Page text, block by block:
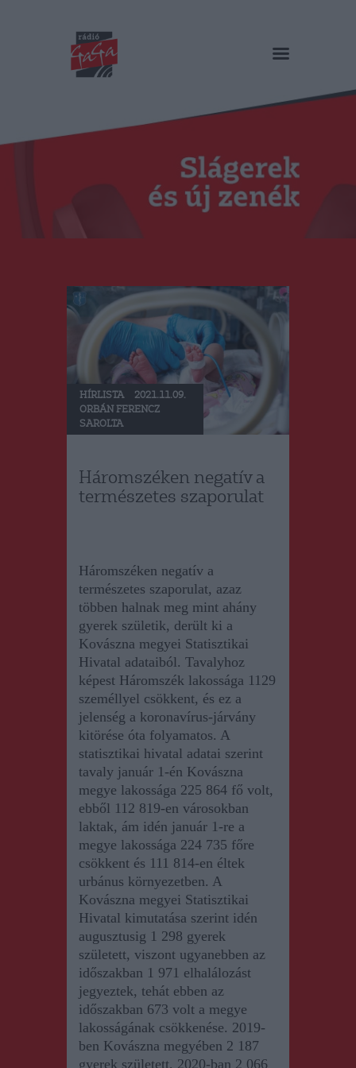
RÁDIÓ GAGA
Műsorok
Duma Duba
Podcast és videók
Stáb
Kapcsolat
HÍRLISTA
2021.11.09.
ORBÁN FERENCZ
SAROLTA
Háromszéken negatív a
természetes szaporulat
Háromszéken negatív a
természetes szaporulat, azaz
többen halnak meg mint ahány
gyerek születik, derült ki a
Kovászna megyei Statisztikai
Hivatal adataiból. Tavalyhoz
képest Háromszék lakossága 1129
személlyel csökkent, és ez a
jelenség a koronavírus-járvány
kitörése óta folyamatos. A
statisztikai hivatal adatai szerint
tavaly január 1-én Kovászna
megye lakossága 225 864 fő volt,
ebből 112 819-en városokban
laktak, ám idén január 1-re a
megye lakossága 224 735 főre
csökkent és 111 814-en éltek
urbánus környezetben. A
Kovászna megyei Statisztikai
Hivatal kimutatása szerint idén
augusztusig 1 298 gyerek
született, viszont ugyanebben az
időszakban 1 971 elhalálozást
jegyeztek, tehát ebben az
időszakban 673 volt a megye
lakosságának csökkenése. 2019-
ben Kovászna megyében 2 187
gyerek született, 2020-ban 2 066